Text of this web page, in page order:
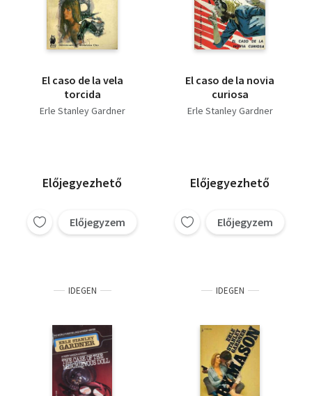
El caso de la vela
torcida
Erle Stanley Gardner
Előjegyezhető
Előjegyzem
El caso de la novia
curiosa
Erle Stanley Gardner
Előjegyezhető
Előjegyzem
IDEGEN IDEGEN